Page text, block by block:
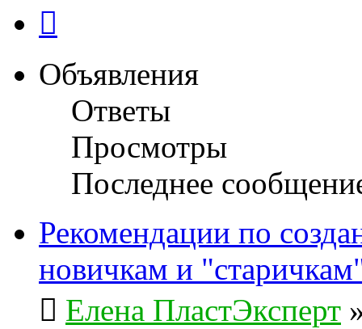
Объявления
Ответы
Просмотры
Последнее
Рекомендации по
новичкам и
Елена ПластЭксперт